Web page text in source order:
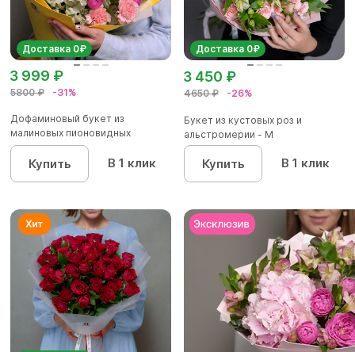
Доставка 0₽
5800 ₽ -31%
3 999 ₽
Дофаминовый букет из
малиновых пионовидных
кустовых роз...
Купить В 1 клик
Доставка 0₽
4650 ₽ -26%
3 450 ₽
Букет из кустовых роз и
альстромерии - М
Купить В 1 клик